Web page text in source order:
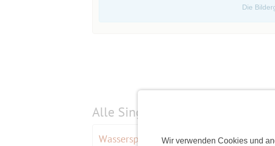
Wir verwenden Cookies und
Die
Alle Single-Events am
Wasserspass und Pizza